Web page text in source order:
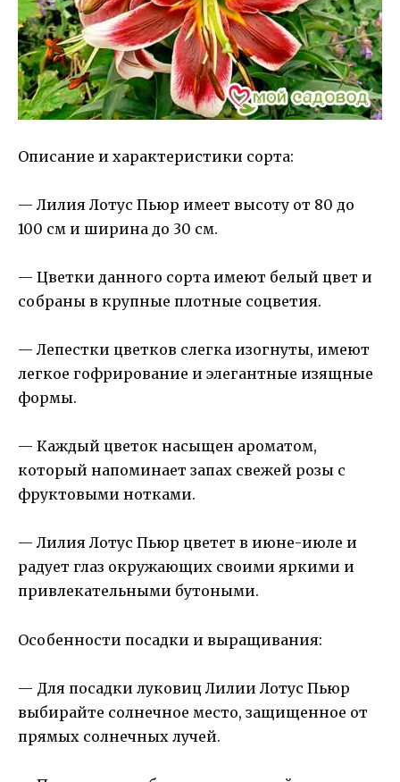
Описание и характеристики сорта:
— Лилия Лотус Пьюр имеет высоту от 80 до
100 см и ширина до 30 см.
— Цветки данного сорта имеют белый цвет и
собраны в крупные плотные соцветия.
— Лепестки цветков слегка изогнуты, имеют
легкое гофрирование и элегантные изящные
формы.
— Каждый цветок насыщен ароматом,
который напоминает запах свежей розы с
фруктовыми нотками.
— Лилия Лотус Пьюр цветет в июне-июле и
радует глаз окружающих своими яркими и
привлекательными бутоными.
Особенности посадки и выращивания:
— Для посадки луковиц Лилии Лотус Пьюр
выбирайте солнечное место, защищенное от
прямых солнечных лучей.